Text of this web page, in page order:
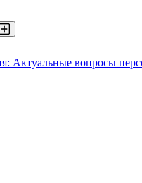
Актуальные вопросы